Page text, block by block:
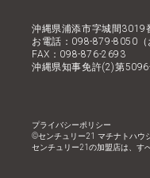
沖縄県浦添市字城間3019
お電話：098-879-8050（
FAX：098-876-2693
沖縄県知事免許(2)第
センチュリー21の加盟店は、す
©︎センチュリー21 マチナトハウ
プライバシーポリシー